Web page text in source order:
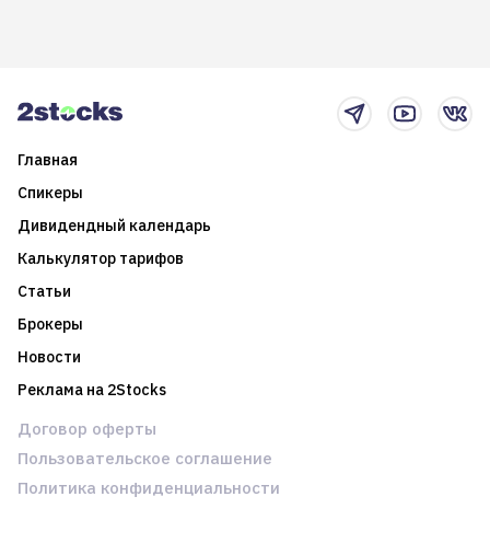
Главная
Спикеры
Дивидендный календарь
Калькулятор тарифов
Статьи
Брокеры
Новости
Реклама на 2Stocks
Договор оферты
Пользовательское соглашение
Политика конфиденциальности